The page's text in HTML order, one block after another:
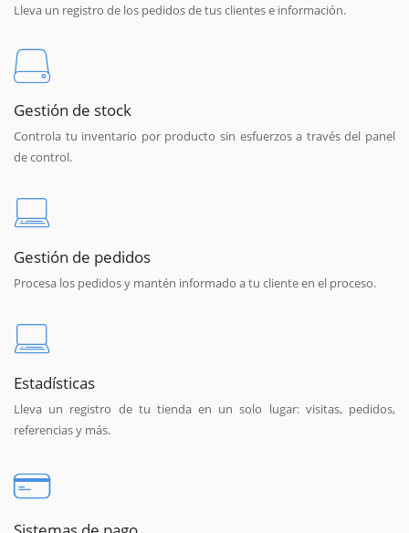
Lleva un registro de los pedidos de tus clientes e información.
Gestión de stock
Controla tu inventario por producto sin esfuerzos a través del panel
de control.
Gestión de pedidos
Procesa los pedidos y mantén informado a tu cliente en el proceso.
Estadísticas
Lleva un registro de tu tienda en un solo lugar: visitas, pedidos,
referencias y más.